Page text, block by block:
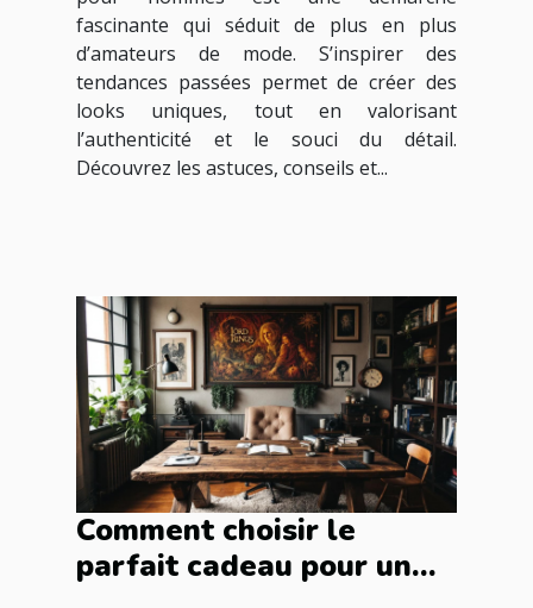
fascinante qui séduit de plus en plus
d’amateurs de mode. S’inspirer des
tendances passées permet de créer des
looks uniques, tout en valorisant
l’authenticité et le souci du détail.
Découvrez les astuces, conseils et...
Comment choisir le
parfait cadeau pour un